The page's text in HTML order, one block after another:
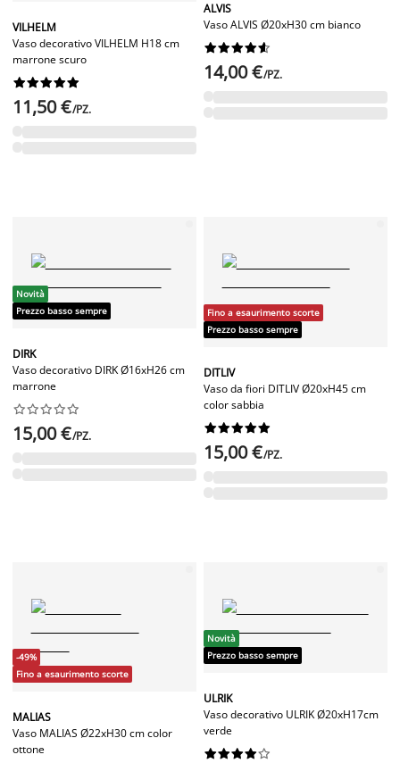
VILHELM
Vaso decorativo VILHELM H18 cm
marrone scuro






11,50 €/PZ.
ALVIS
Vaso ALVIS Ø20xH30 cm bianco






14,00 €/PZ.
Novità
Prezzo basso sempre
DIRK
Vaso decorativo DIRK Ø16xH26 cm
marrone






15,00 €/PZ.
Fino a esaurimento scorte
Prezzo basso sempre
DITLIV
Vaso da fiori DITLIV Ø20xH45 cm
color sabbia






15,00 €/PZ.
-49%
Fino a esaurimento scorte
MALIAS
Vaso MALIAS Ø22xH30 cm color
ottone
Novità
Prezzo basso sempre
ULRIK
Vaso decorativo ULRIK Ø20xH17cm
verde





